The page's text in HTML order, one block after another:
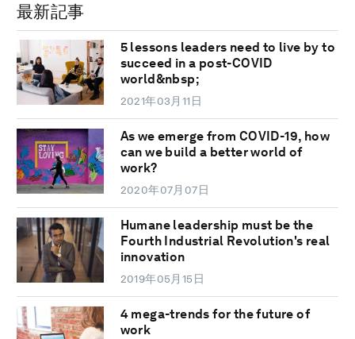
最新記事
5 lessons leaders need to live by to
succeed in a post-COVID
world&nbsp;
2021年03月11日
As we emerge from COVID-19, how
can we build a better world of
work?
2020年07月07日
Humane leadership must be the
Fourth Industrial Revolution's real
innovation
2019年05月15日
4 mega-trends for the future of
work